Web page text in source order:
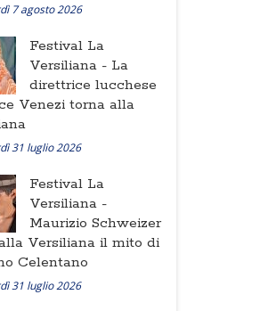
7 agosto 2026
Festival La
Versiliana - La
direttrice lucchese
Venezi torna alla
31 luglio 2026
Festival La
Versiliana -
Maurizio Schweizer
Versiliana il mito di
Celentano
31 luglio 2026